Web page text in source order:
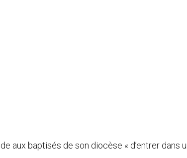
aux baptisés de son diocèse « d’entrer dans